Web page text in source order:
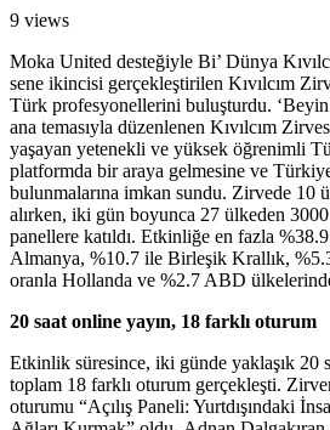
9 views
Moka United desteğiyle Bi’ Dünya
sene ikincisi gerçekleştirilen Kıvılcım
Türk profesyonellerini buluşturdu.
ana temasıyla düzenlenen Kıvılcım
yaşayan yetenekli ve yüksek öğrenimli
platformda bir araya gelmesine ve
bulunmalarına imkan sundu. Zirvede 10
alırken, iki gün boyunca 27 ülkeden
panellere katıldı. Etkinliğe en fazla
Almanya, %10.7 ile Birleşik Krallık,
oranla Hollanda ve %2.7 ABD
20 saat online yayın, 18 farklı oturum
Etkinlik süresince, iki günde yaklaşık 20
toplam 18 farklı oturum gerçekleşti.
oturumu “Açılış Paneli: Yurtdışındaki